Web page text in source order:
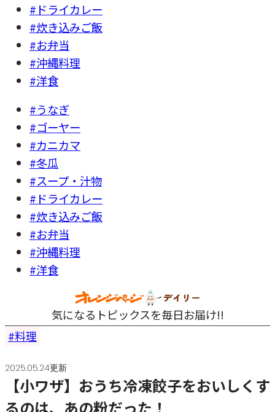
#ドライカレー
#炊き込みご飯
#お弁当
#沖縄料理
#洋食
#うなぎ
#ゴーヤー
#カニカマ
#冬瓜
#スープ・汁物
#ドライカレー
#炊き込みご飯
#お弁当
#沖縄料理
#洋食
気になるトピックスを毎日お届け!!
料理
2025.05.24更新
【小ワザ】おうち冷凍餃子をおいしくす
るのは、あの粉だった！